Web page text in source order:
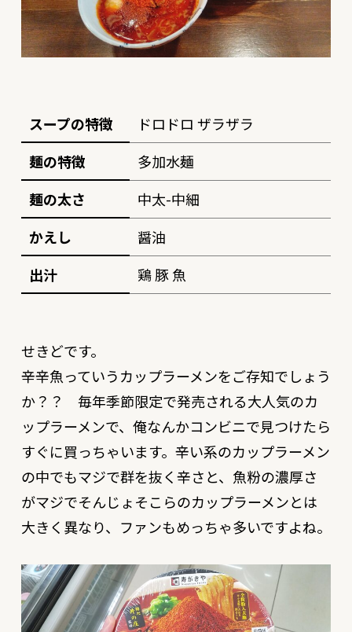
スープの特徴
ドロドロ ザラザラ
麺の特徴
多加水麺
麺の太さ
中太-中細
かえし
醤油
出汁
鶏 豚 魚
せきどです。
辛辛魚っていうカップラーメンをご存知でしょう
か？？ 毎年季節限定で発売される大人気のカ
ップラーメンで、俺なんかコンビニで見つけたら
すぐに買っちゃいます。辛い系のカップラーメン
の中でもマジで群を抜く辛さと、魚粉の濃厚さ
がマジでそんじょそこらのカップラーメンとは
大きく異なり、ファンもめっちゃ多いですよね。